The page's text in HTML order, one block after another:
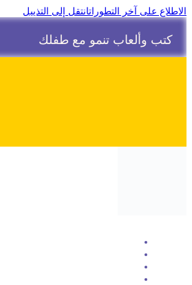
الاطلاع على آخر التطوراتانتقل إلى التذييل
كتب وألعاب تنمو مع طفلك